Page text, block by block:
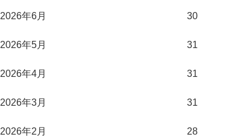
2026年6月 30
2026年5月 31
2026年4月 31
2026年3月 31
2026年2月 28